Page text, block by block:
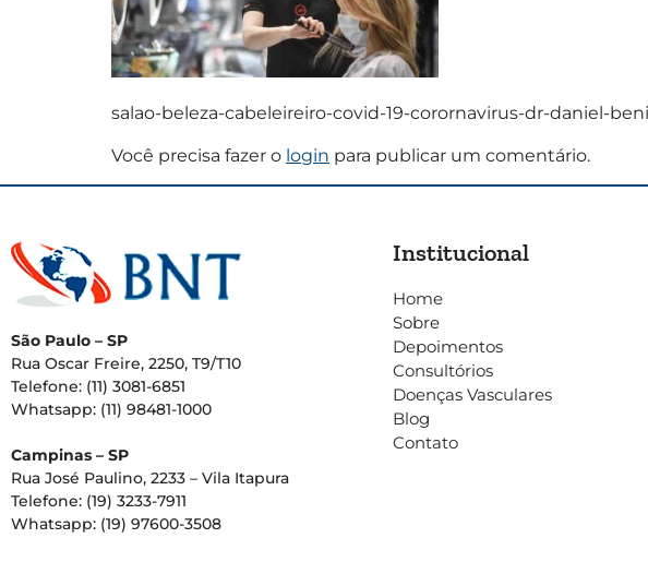
salao-beleza-cabeleireiro-covid-19-corornavirus-dr-daniel-
Você precisa fazer o login para publicar um comentário.
São Paulo – SP
Rua Oscar Freire, 2250, T9/T10
Telefone: (11) 3081-6851
Whatsapp: (11) 98481-1000
Campinas – SP
Rua José Paulino, 2233 – Vila Itapura
Telefone: (19) 3233-7911
Whatsapp: (19) 97600-3508
Institucional
Home
Sobre
Depoimentos
Consultórios
Doenças Vasculares
Blog
Contato